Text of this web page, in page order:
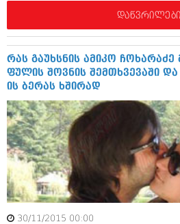
ივლისი 2012 (322)
მაისი 2012 (240)
აპრილი 2012 (294)
მარტი 2012 (259)
თებერვალი 2012 (376)
ნოემბერი 2011 (471)
ოქტომბერი 2011 (754)
სექტემბერი 2011 (407)
აგვისტო 2011 (249)
ივლისი 2011 (400)
ივნისი 2011 (438)
მაისი 2011 (415)
აპრილი 2011 (294)
მარტი 2011 (654)
რას გაუხსნის ამიკო
ფულის შოვნის შემთხვევაში
ის ბერას ხშირად
30/11/2015 00:00